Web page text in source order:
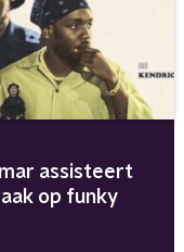
assisteert
op funky